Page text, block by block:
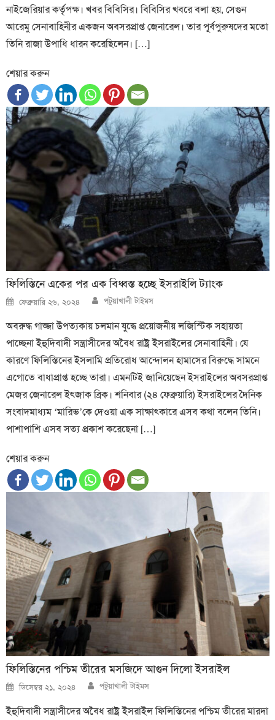
নাইজেরিয়ার কর্তৃপক্ষ। খবর বিবিসির। বিবিসির খবরে বলা হয়, সেগুন
আরেমু সেনাবাহিনীর একজন অবসরপ্রাপ্ত জেনারেল। তার পূর্বপুরুষদের মতো
তিনি রাজা উপাধি ধারন করেছিলেন। […]
শেয়ার করুন
ফিলিস্তিনে একের পর এক বিধ্বস্ত হচ্ছে ইসরাইলি ট্যাংক
Posted
on
ফেব্রুয়ারি ২৬, ২০২৪ Author
পটুয়াখালী টাইমস
অবরুদ্ধ গাজ্জা উপত্যকায় চলমান যুদ্ধে প্রয়োজনীয় লজিস্টিক সহায়তা
পাচ্ছেনা ইহুদিবাদী সন্ত্রাসীদের অবৈধ রাষ্ট্র ইসরাইলের সেনাবাহিনী। যে
কারণে ফিলিস্তিনের ইসলামি প্রতিরোধ আন্দোলন হামাসের বিরুদ্ধে সামনে
এগোতে বাধাপ্রাপ্ত হচ্ছে তারা। এমনটিই জানিয়েছেন ইসরাইলের অবসরপ্রাপ্ত
মেজর জেনারেল ইৎজাক ব্রিক। শনিবার (২৪ ফেব্রুয়ারি) ইসরাইলের দৈনিক
সংবাদমাধ্যম ‘মারিভ’কে দেওয়া এক সাক্ষাৎকারে এসব কথা বলেন তিনি।
পাশাপাশি এসব সত্য প্রকাশ করেছেনা […]
শেয়ার করুন
ফিলিস্তিনের পশ্চিম তীরের মসজিদে আগুন দিলো ইসরাইল
Posted
on
ডিসেম্বর ২১, ২০২৪ Author
পটুয়াখালী টাইমস
ইহুদিবাদী সন্ত্রাসীদের অবৈধ রাষ্ট্র ইসরাইল ফিলিস্তিনের পশ্চিম তীরের মারদা